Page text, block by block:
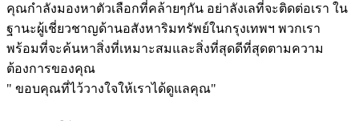
คุณกำลังมองหาตัวเลือกที่คล้ายๆกัน อย่าลังเลที่จะติดต่อเรา ใน
ฐานะผู้เชี่ยวชาญด้านอสังหาริมทรัพย์ในกรุงเทพฯ พวกเรา
พร้อมที่จะค้นหาสิ่งที่เหมาะสมและสิ่งที่สุดดีที่สุดตามความ
ต้องการของคุณ
" ขอบคุณที่ไว้วางใจให้เราได้ดูแลคุณ"